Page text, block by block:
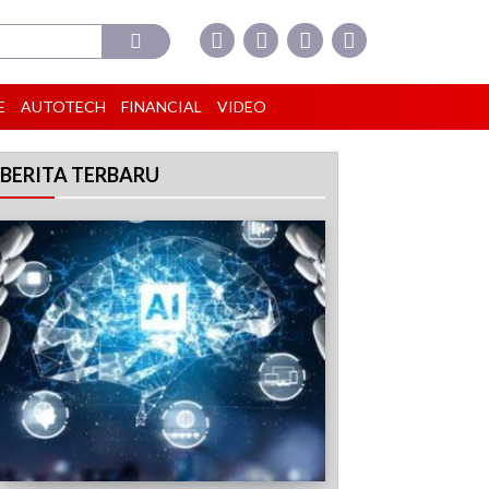
AUTOTECH FINANCIAL VIDEO
BERITA TERBARU